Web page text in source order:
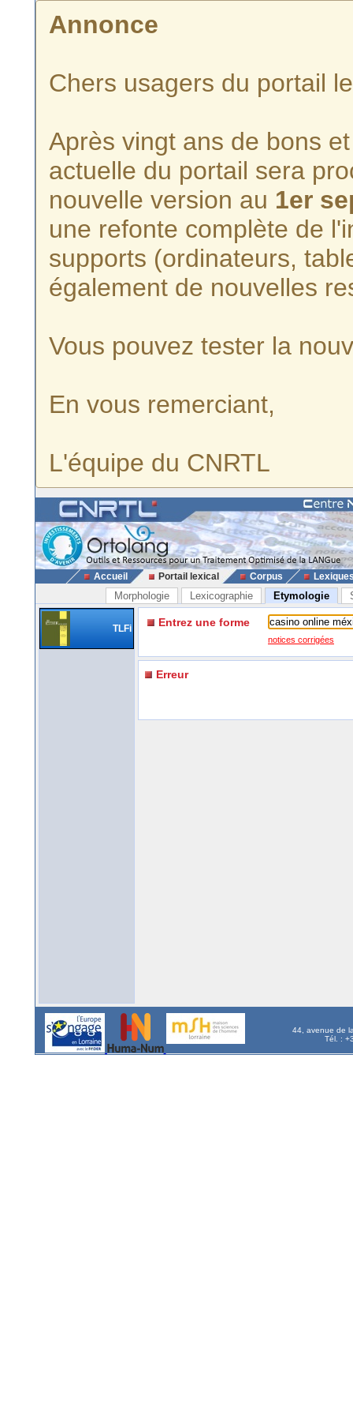
Annonce
Chers usagers du portail
Après vingt ans de bons
actuelle du portail sera
nouvelle version au 1er
une refonte complète de
supports (ordinateurs,
également de nouvelles
Vous pouvez tester la
En vous remerciant,
L'équipe du CNRTL
Accueil Portail lexical Corpus
Morphologie Lexicographie Etymologie
TLFi Entrez une forme
notices corrigées
Erreur
44, avenue de
Tél. :